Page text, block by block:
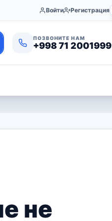
Войти Регистрация
ПОЗВОНИТЕ НАМ
+998 71 2001999
не